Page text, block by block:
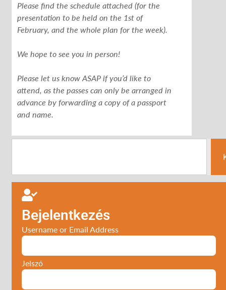
Please find the schedule attached (for the
presentation to be held on the 1st of
February, and the whole plan for the week).
We hope to see you in person!
Please let us know ASAP if you’d like to
attend, as the passes can only be arranged in
advance by forwarding a copy of a passport
and name.
Bejelentkezés
Username or Email Address
Jelszó